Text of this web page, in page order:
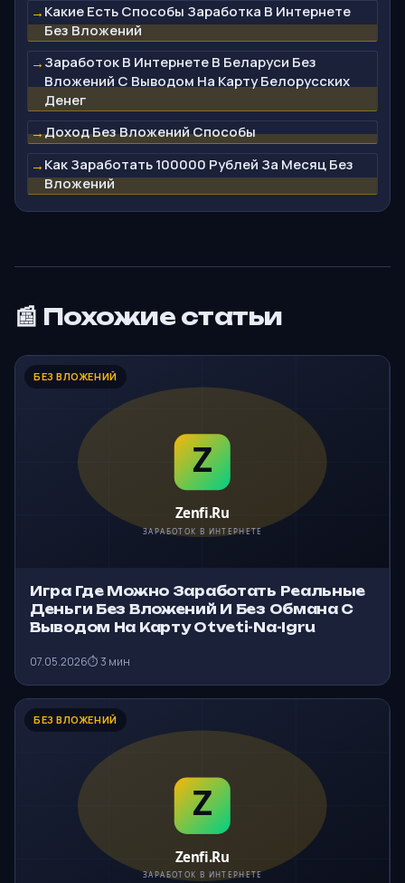
→Какие Есть Способы Заработка В Интернете
Без Вложений
→Заработок В Интернете В Беларуси Без
Вложений С Выводом На Карту Белорусских
Денег
→Доход Без Вложений Способы
→Как Заработать 100000 Рублей За Месяц Без
Вложений
📰 Похожие статьи
БЕЗ ВЛОЖЕНИЙ
Игра Где Можно Заработать Реальные
Деньги Без Вложений И Без Обмана С
Выводом На Карту Otveti-Na-Igru
07.05.2026⏱ 3 мин
БЕЗ ВЛОЖЕНИЙ